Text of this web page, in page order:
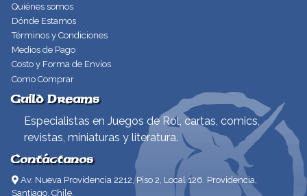
Quiénes somos
Dónde Estamos
Términos y Condiciones
Medios de Pago
Costo y Forma de Envíos
Como Comprar
Guild Dreams
Especialistas en Juegos de Rol, cartas, comics,
revistas, miniaturas y literatura.
Contáctanos
Av. Nueva Providencia 2212, Piso 2, Local 126. Providencia,
Santiago, Chile.